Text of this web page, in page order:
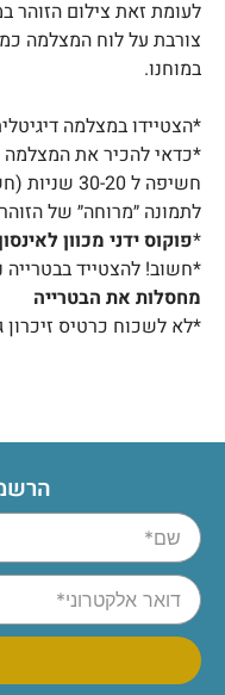
צורבת על לוח המצלמה
במוחנו.
*הצטיידו במצלמה
*כדאי להכיר את
חשיפה ל
לתמונה ״מרוחה״ של הזוהר
*פוקוס ידני מכוון
*חשוב! להצטייד בבטרייה
מחסלות את הבטרייה
*לא לשכוח כרטיס זיכרון